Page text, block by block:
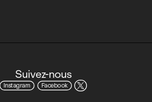
Suivez-nous
Instagram Facebook